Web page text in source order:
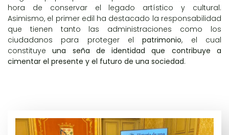
hora de conservar el legado artístico y cultural.
Asimismo, el primer edil ha destacado la responsabilidad
que tienen tanto las administraciones como los
ciudadanos para proteger elpatrimonio, el cual
constituyeuna seña de identidad que contribuye a
cimentar el presente y el futuro de una sociedad.